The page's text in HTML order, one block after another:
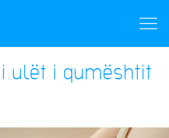
ulët i qumështit